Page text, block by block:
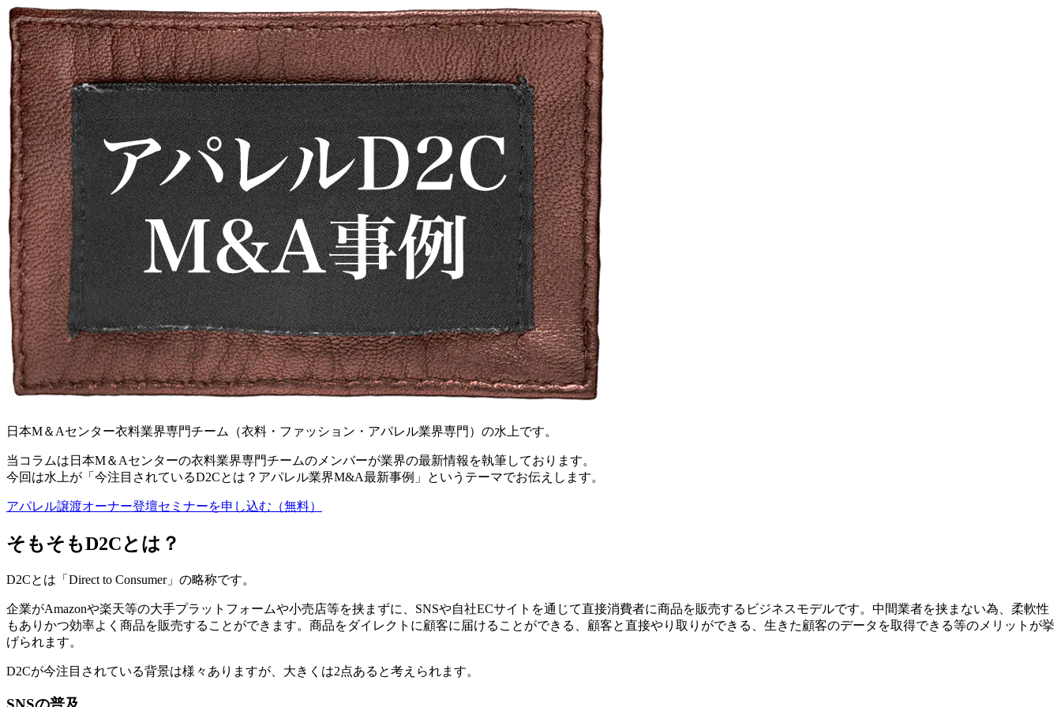
日本М＆Aセンター衣料業界専門チーム（衣料・ファッション・アパレル業界専門）の水上です。
当コラムは日本М＆Aセンターの衣料業界専門チームのメンバーが業界の最新情報を執筆しております。
今回は水上が「今注目されているD2Cとは？アパレル業界M&A最新事例」というテーマでお伝えします。
アパレル譲渡オーナー登壇セミナーを申し込む（無料）
そもそもD2Cとは？
D2Cとは「Direct to Consumer」の略称です。
企業がAmazonや楽天等の大手プラットフォームや小売店等を挟まずに、SNSや自社ECサイトを通じて直接消費者に商品を販売するビジネスモデルです。中間業者を挟まない為、柔軟性
もありかつ効率よく商品を販売することができます。商品をダイレクトに顧客に届けることができる、顧客と直接やり取りができる、生きた顧客のデータを取得できる等のメリットが挙
げられます。
D2Cが今注目されている背景は様々ありますが、大きくは2点あると考えられます。